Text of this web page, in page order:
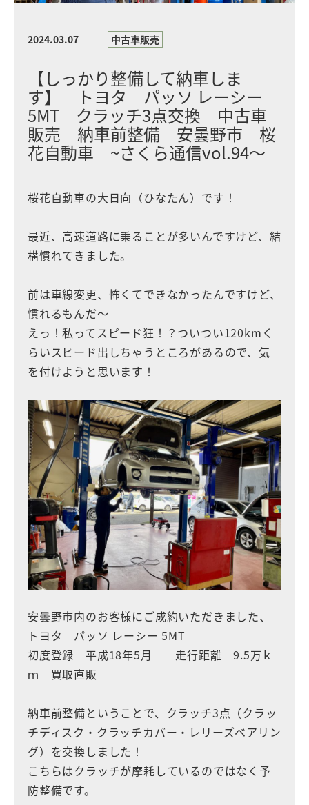
2024.03.07 中古車販売
【しっかり整備して納車しま
す】 トヨタ パッソ レーシー
5MT クラッチ3点交換 中古車
販売 納車前整備 安曇野市 桜
花自動車 ~さくら通信vol.94〜
桜花自動車の大日向（ひなたん）です！
最近、高速道路に乗ることが多いんですけど、結
構慣れてきました。
前は車線変更、怖くてできなかったんですけど、
慣れるもんだ〜
えっ！私ってスピード狂！？ついつい120kmく
らいスピード出しちゃうところがあるので、気
を付けようと思います！
安曇野市内のお客様にご成約いただきました、
トヨタ パッソ レーシー 5MT
初度登録 平成18年5月 走行距離 9.5万ｋ
ｍ 買取直販
納車前整備ということで、クラッチ3点（クラッ
チディスク・クラッチカバー・レリーズベアリン
グ）を交換しました！
こちらはクラッチが摩耗しているのではなく予
防整備です。